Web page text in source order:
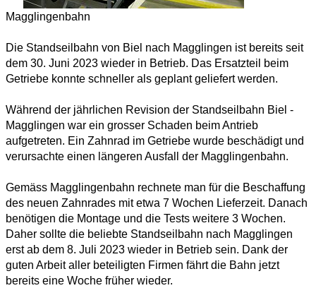
Magglingenbahn
Die Standseilbahn von Biel nach Magglingen ist bereits seit
dem 30. Juni 2023 wieder in Betrieb. Das Ersatzteil beim
Getriebe konnte schneller als geplant geliefert werden.
Während der jährlichen Revision der Standseilbahn Biel -
Magglingen war ein grosser Schaden beim Antrieb
aufgetreten. Ein Zahnrad im Getriebe wurde beschädigt und
verursachte einen längeren Ausfall der Magglingenbahn.
Gemäss Magglingenbahn rechnete man für die Beschaffung
des neuen Zahnrades mit etwa 7 Wochen Lieferzeit. Danach
benötigen die Montage und die Tests weitere 3 Wochen.
Daher sollte die beliebte Standseilbahn nach Magglingen
erst ab dem 8. Juli 2023 wieder in Betrieb sein. Dank der
guten Arbeit aller beteiligten Firmen fährt die Bahn jetzt
bereits eine Woche früher wieder.